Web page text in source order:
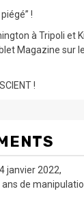
!
à Tripoli et
Magazine sur
!
janvier 2022,
ans de